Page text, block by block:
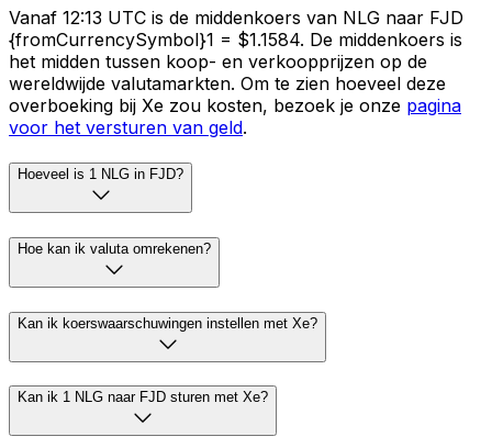
Vanaf 12:13 UTC is de middenkoers van NLG naar FJD
{fromCurrencySymbol}1 = $1.1584. De middenkoers is
het midden tussen koop- en verkoopprijzen op de
wereldwijde valutamarkten. Om te zien hoeveel deze
overboeking bij Xe zou kosten, bezoek je onze pagina
voor het versturen van geld.
Hoeveel is 1 NLG in FJD?
Hoe kan ik valuta omrekenen?
Kan ik koerswaarschuwingen instellen met Xe?
Kan ik 1 NLG naar FJD sturen met Xe?